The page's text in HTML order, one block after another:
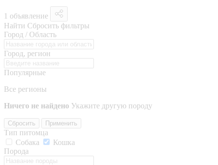
1 объявление
Найти Сбросить фильтры
Город / Область
Город, регион
Популярные
Все регионы
Ничего не найдено Укажите другую породу
Сбросить Применить
Тип питомца
Собака
Кошка
Порода